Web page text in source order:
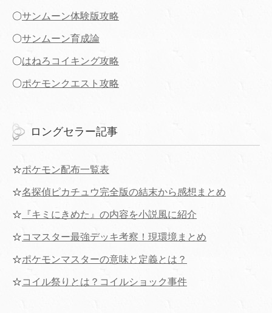
〇サンムーン体験版攻略
〇サンムーン育成論
〇はねろコイキング攻略
〇ポケモンクエスト攻略
ロングセラー記事
☆ポケモン配布一覧表
☆名探偵ピカチュウ完全版の結末から感想まとめ
☆ 『キミにきめた』の内容を小説風に紹介
☆コマスター最強デッキ考察！現環境まとめ
☆ポケモンマスターの意味と定義とは？
☆コイル祭りとは？コイルショック事件